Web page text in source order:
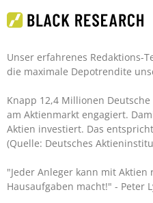
Unser erfahrenes Redaktions-
die maximale Depotrendite
Knapp 12,4 Millionen
am Aktienmarkt engagiert.
Aktien investiert. Das
(Quelle: Deutsches
"Jeder Anleger kann mit
Hausaufgaben macht!" - Peter